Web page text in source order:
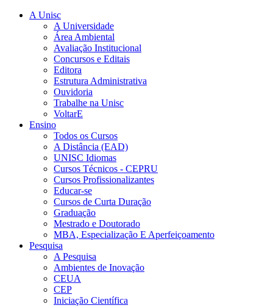
A Unisc
A Universidade
Área Ambiental
Avaliação Institucional
Concursos e Editais
Editora
Estrutura Administrativa
Ouvidoria
Trabalhe na Unisc
VoltarE
Ensino
Todos os Cursos
A Distância (EAD)
UNISC Idiomas
Cursos Técnicos - CEPRU
Cursos Profissionalizantes
Educar-se
Cursos de Curta Duração
Graduação
Mestrado e Doutorado
MBA, Especialização E Aperfeiçoamento
Pesquisa
A Pesquisa
Ambientes de Inovação
CEUA
CEP
Iniciação Científica